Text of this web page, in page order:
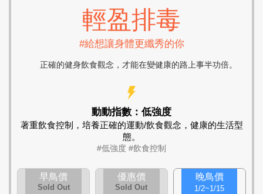
輕盈排毒
#給想讓身體更纖秀的你
正確的健身飲食觀念，才能在變健康的路上事半功倍。
動動指數：低強度
著重飲食控制，培養正確的運動/飲食觀念， 健康的生活型
態。
#低強度 #飲食控制
早鳥價
Sold Out
優惠價
Sold Out
晚鳥價
1/2~1/15